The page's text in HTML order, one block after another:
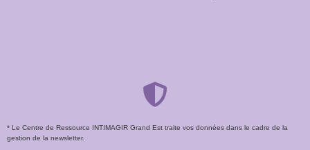
* Le Centre de Ressource INTIMAGIR Grand Est traite vos données dans le cadre de la
gestion de la newsletter.